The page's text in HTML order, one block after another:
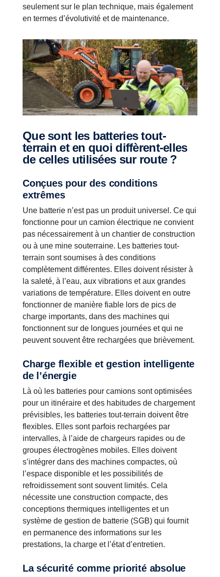
seulement sur le plan technique, mais également
en termes d’évolutivité et de maintenance.
Que sont les batteries tout-
terrain et en quoi diffèrent-elles
de celles utilisées sur route ?
Conçues pour des conditions
extrêmes
Une batterie n’est pas un produit universel. Ce qui
fonctionne pour un camion électrique ne convient
pas nécessairement à un chantier de construction
ou à une mine souterraine. Les batteries tout-
terrain sont soumises à des conditions
complètement différentes. Elles doivent résister à
la saleté, à l’eau, aux vibrations et aux grandes
variations de température. Elles doivent en outre
fonctionner de manière fiable lors de pics de
charge importants, dans des machines qui
fonctionnent sur de longues journées et qui ne
peuvent souvent être rechargées que brièvement.
Charge flexible et gestion intelligente
de l’énergie
Là où les batteries pour camions sont optimisées
pour un itinéraire et des habitudes de chargement
prévisibles, les batteries tout-terrain doivent être
flexibles. Elles sont parfois rechargées par
intervalles, à l’aide de chargeurs rapides ou de
groupes électrogènes mobiles. Elles doivent
s’intégrer dans des machines compactes, où
l’espace disponible et les possibilités de
refroidissement sont souvent limités. Cela
nécessite une construction compacte, des
conceptions thermiques intelligentes et un
système de gestion de batterie (SGB) qui fournit
en permanence des informations sur les
prestations, la charge et l’état d’entretien.
La sécurité comme priorité absolue